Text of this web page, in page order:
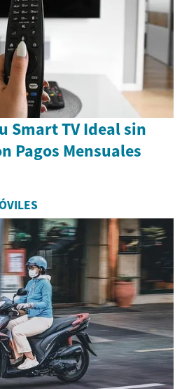
Smart TV Ideal sin
Pagos Mensuales